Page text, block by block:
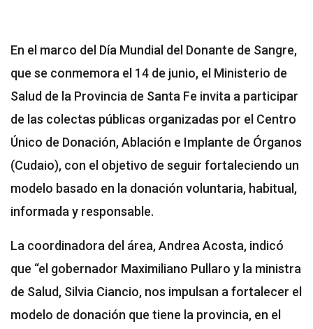
En el marco del Día Mundial del Donante de Sangre,
que se conmemora el 14 de junio, el Ministerio de
Salud de la Provincia de Santa Fe invita a participar
de las colectas públicas organizadas por el Centro
Único de Donación, Ablación e Implante de Órganos
(Cudaio), con el objetivo de seguir fortaleciendo un
modelo basado en la donación voluntaria, habitual,
informada y responsable.
La coordinadora del área, Andrea Acosta, indicó
que “el gobernador Maximiliano Pullaro y la ministra
de Salud, Silvia Ciancio, nos impulsan a fortalecer el
modelo de donación que tiene la provincia, en el